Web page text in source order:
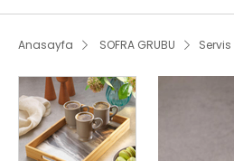
Anasayfa SOFRA GRUBU